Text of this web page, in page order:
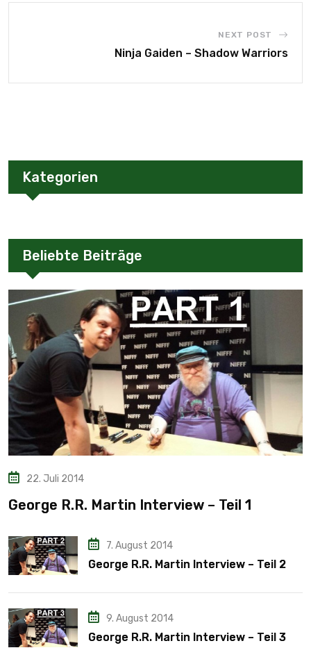
NEXT POST
Ninja Gaiden – Shadow Warriors
Kategorien
Beliebte Beiträge
22. Juli 2014
George R.R. Martin Interview – Teil 1
7. August 2014
George R.R. Martin Interview – Teil 2
9. August 2014
George R.R. Martin Interview – Teil 3